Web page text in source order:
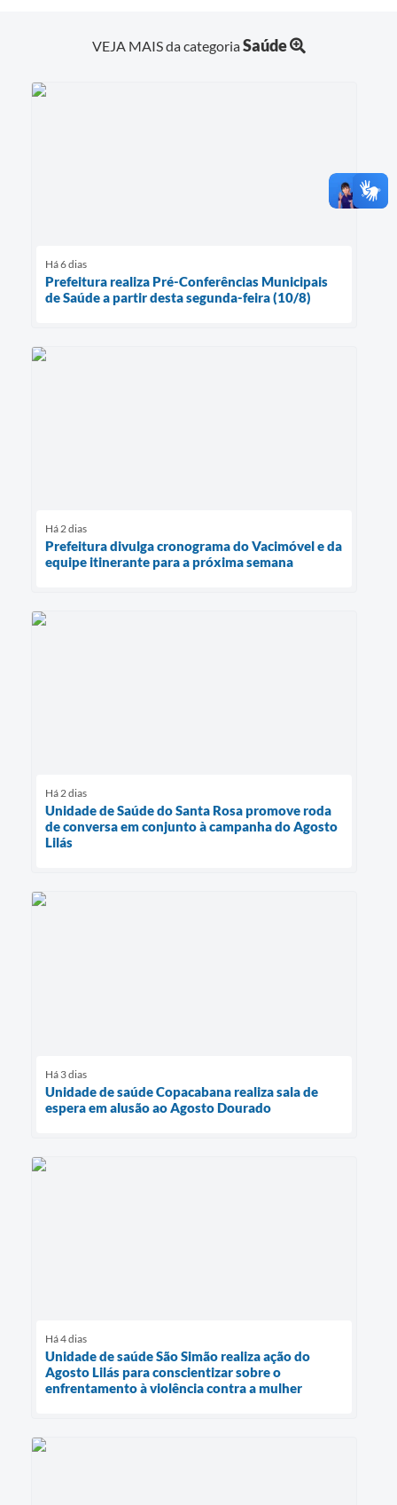
VEJA MAIS da categoriaSaúde
Há 6 dias
Prefeitura realiza Pré-Conferências Municipais
de Saúde a partir desta segunda-feira (10/8)
Há 2 dias
Prefeitura divulga cronograma do Vacimóvel e da
equipe itinerante para a próxima semana
Há 2 dias
Unidade de Saúde do Santa Rosa promove roda
de conversa em conjunto à campanha do Agosto
Lilás
Há 3 dias
Unidade de saúde Copacabana realiza sala de
espera em alusão ao Agosto Dourado
Há 4 dias
Unidade de saúde São Simão realiza ação do
Agosto Lilás para conscientizar sobre o
enfrentamento à violência contra a mulher